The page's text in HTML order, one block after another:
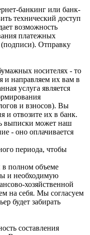
банкинг или банк-
технический доступ
возможность
платежных
Отправку
носителях - то
направляем их вам в
услуга является
и взносов). Вы
и отвозите их в банк.
выписки может наш
- оно оплачивается
периода, чтобы
в полном объеме
и необходимую
хозяйственной
на себя. Мы согласуем
будет забирать
составления